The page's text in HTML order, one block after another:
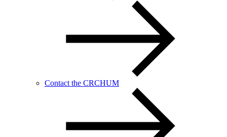
Contact the CRCHUM